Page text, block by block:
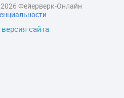
сайта
Фейерверк-Онлайн